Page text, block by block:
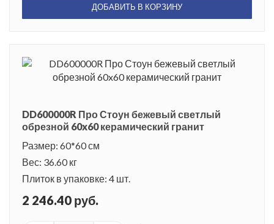
ДОБАВИТЬ В КОРЗИНУ
DD600000R Про Стоун бежевый светлый
обрезной 60x60 керамический гранит
Размер: 60*60 см
Вес: 36.60 кг
Плиток в упаковке: 4 шт.
2 246.40 руб.